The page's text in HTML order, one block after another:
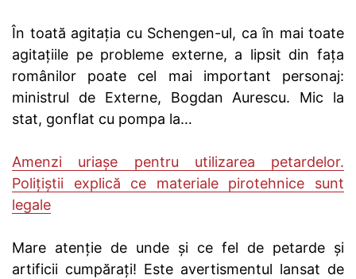
În toată agitația cu Schengen-ul, ca în mai toate
agitațiile pe probleme externe, a lipsit din fața
românilor poate cel mai important personaj:
ministrul de Externe, Bogdan Aurescu. Mic la
stat, gonflat cu pompa la…
Amenzi uriașe pentru utilizarea petardelor.
Polițiștii explică ce materiale pirotehnice sunt
legale
Mare atenție de unde și ce fel de petarde și
artificii cumpărați! Este avertismentul lansat de